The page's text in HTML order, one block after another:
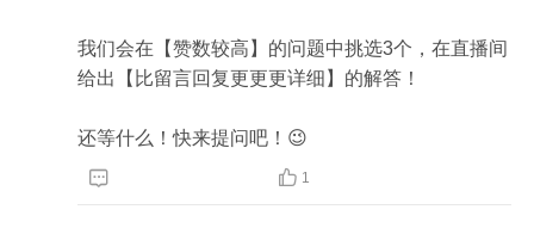
我们会在【赞数较高】的问题中挑选3个，在直播间
给出【比留言回复更更更详细】的解答！
还等什么！快来提问吧！😉
  1